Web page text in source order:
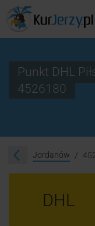
Punkt DHL
4526180
Jordanów
DHL